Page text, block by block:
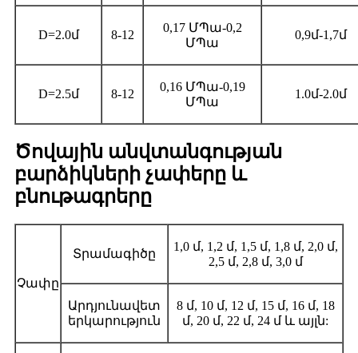
D=2.0մ 8-12
0,17 ՄՊա-0,2
ՄՊա
0,9մ-1,7մ
D=2.5մ 8-12
0,16 ՄՊա-0,19
ՄՊա
1.0մ-2.0մ
Ծովային անվտանգության
բարձիկների չափերը և
բնութագրերը
Չափը
Տրամագիծը
1,0 մ, 1,2 մ, 1,5 մ, 1,8 մ, 2,0 մ,
2,5 մ, 2,8 մ, 3,0 մ
Արդյունավետ
երկարություն
8 մ, 10 մ, 12 մ, 15 մ, 16 մ, 18
մ, 20 մ, 22 մ, 24 մ և այլն: